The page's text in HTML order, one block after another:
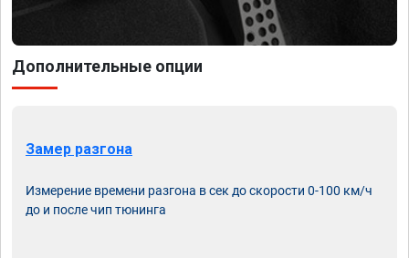
Дополнительные опции
Замер разгона
Измерение времени разгона в сек до скорости 0-100 км/ч
до и после чип тюнинга